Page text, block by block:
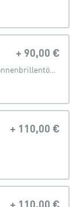
+ 90,00 €
Stylische Verspiegelung in Kombination mit Sonnenbrillentönung
+ 110,00 €
+ 110,00 €